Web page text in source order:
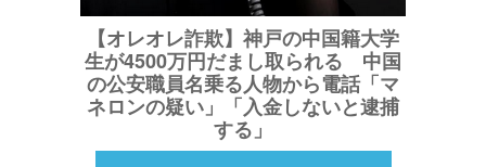
【オレオレ詐欺】神戸の中国籍大学
生が4500万円だまし取られる 中国
の公安職員名乗る人物から電話「マ
ネロンの疑い」「入金しないと逮捕
する」